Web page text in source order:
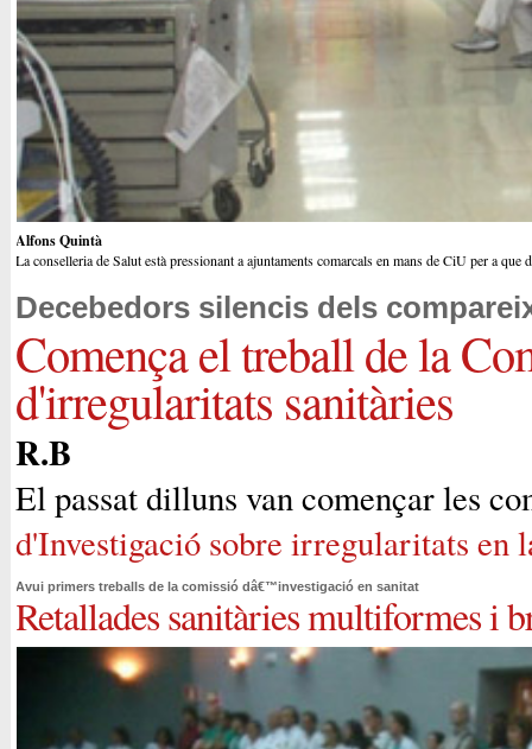
Alfons Quintà
La conselleria de Salut està pressionant a ajuntaments comarcals en mans de CiU per a
Decebedors silencis dels
Comença el treball de la
d'irregularitats sanitàries
R.B
El passat dilluns van començar les
d'Investigació sobre irregularitats en
Avui primers treballs de la comissió dâ€™investigació en sanitat
Retallades sanitàries multiformes i